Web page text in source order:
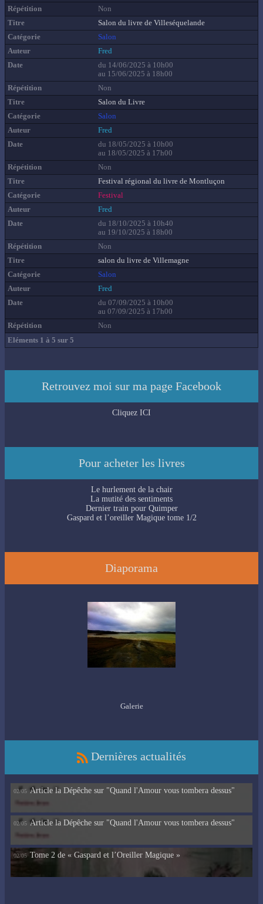
Eléments 1 à 5 sur 5
Non
Salon du livre de Villeséquelande
Salon
Fred
du 14/06/2025 à 10h00
au 15/06/2025 à 18h00
Non
Salon du Livre
Salon
Fred
du 18/05/2025 à 10h00
au 18/05/2025 à 17h00
Non
Festival régional du livre de Montluçon
Festival
Fred
du 18/10/2025 à 10h40
au 19/10/2025 à 18h00
Non
salon du livre de Villemagne
Salon
Fred
du 07/09/2025 à 10h00
au 07/09/2025 à 17h00
Non
Retrouvez moi sur ma page Facebook
Cliquez ICI
Pour acheter les livres
Le hurlement de la chair
La mutité des sentiments
Dernier train pour Quimper
Gaspard et l’oreiller Magique tome 1/2
Diaporama
Galerie
Dernières actualités
02/05 Article la Dépêche sur "Quand l'Amour vous tombera dessus"
02/05 Article la Dépêche sur "Quand l'Amour vous tombera dessus"
02/05 Tome 2 de « Gaspard et l’Oreiller Magique »